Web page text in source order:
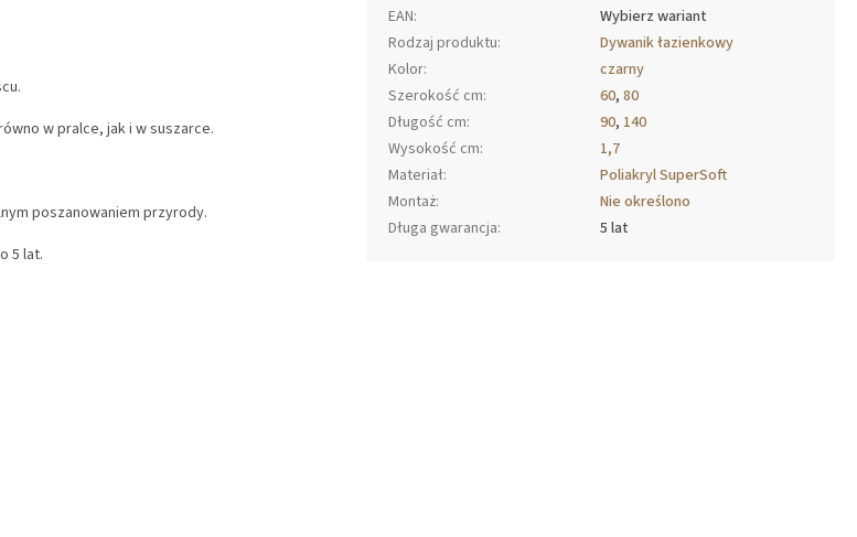
w pralce, jak i w suszarce.
poszanowaniem przyrody.
5 lat.
EAN:
Wybierz wariant
Rodzaj produktu:
Dywanik łazienkowy
Kolor:
czarny
Szerokość cm: 60,80
Długość cm: 90, 140
Wysokość cm:
1,7
Materiał:
Poliakryl SuperSoft
Montaż:
Nie określono
Długa gwarancja: 5 lat